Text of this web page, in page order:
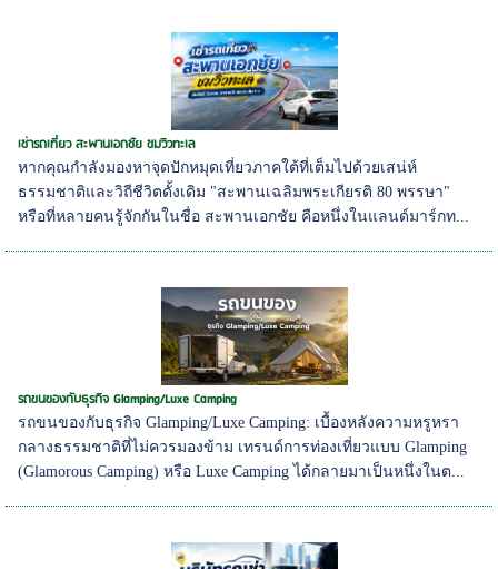
เช่ารถเที่ยว สะพานเอกชัย ชมวิวทะเล
หากคุณกำลังมองหาจุดปักหมุดเที่ยวภาคใต้ที่เต็มไปด้วยเสน่ห์
ธรรมชาติและวิถีชีวิตดั้งเดิม "สะพานเฉลิมพระเกียรติ 80 พรรษา"
หรือที่หลายคนรู้จักกันในชื่อ สะพานเอกชัย คือหนึ่งในแลนด์มาร์กท...
รถขนของกับธุรกิจ Glamping/Luxe Camping
รถขนของกับธุรกิจ Glamping/Luxe Camping: เบื้องหลังความหรูหรา
กลางธรรมชาติที่ไม่ควรมองข้าม เทรนด์การท่องเที่ยวแบบ Glamping
(Glamorous Camping) หรือ Luxe Camping ได้กลายมาเป็นหนึ่งในต...